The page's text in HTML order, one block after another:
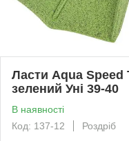
Ласти Aqua Speed
зелений Уні 39-40
В наявності
Код: 137-12
Роздріб